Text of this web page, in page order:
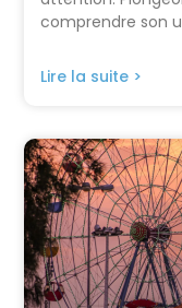
comprendre son
Lire la suite >